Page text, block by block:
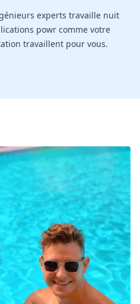
experts travaille nuit
powr comme votre
travaillent pour vous.